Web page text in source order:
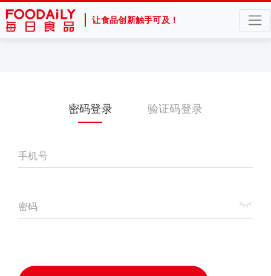
让食品创新触手可及！
密码登录 验证码登录
手机号
密码